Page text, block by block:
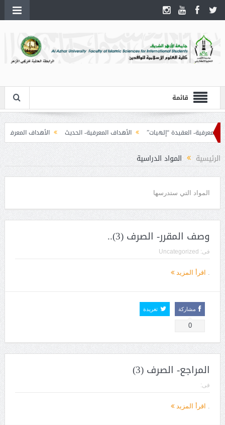
قائمة
العقيدة “إلهيات” الأهداف المعرفية- الحديث الأهداف المعرفية-
الرئيسية المواد الدراسية
المواد التي ستدرسها
وصف المقرر- الصرف (3)..
فى: Uncategorized
اقرأ المزيد
مشاركة
0
تغريدة
المراجع- الصرف (3)
فى:
اقرأ المزيد